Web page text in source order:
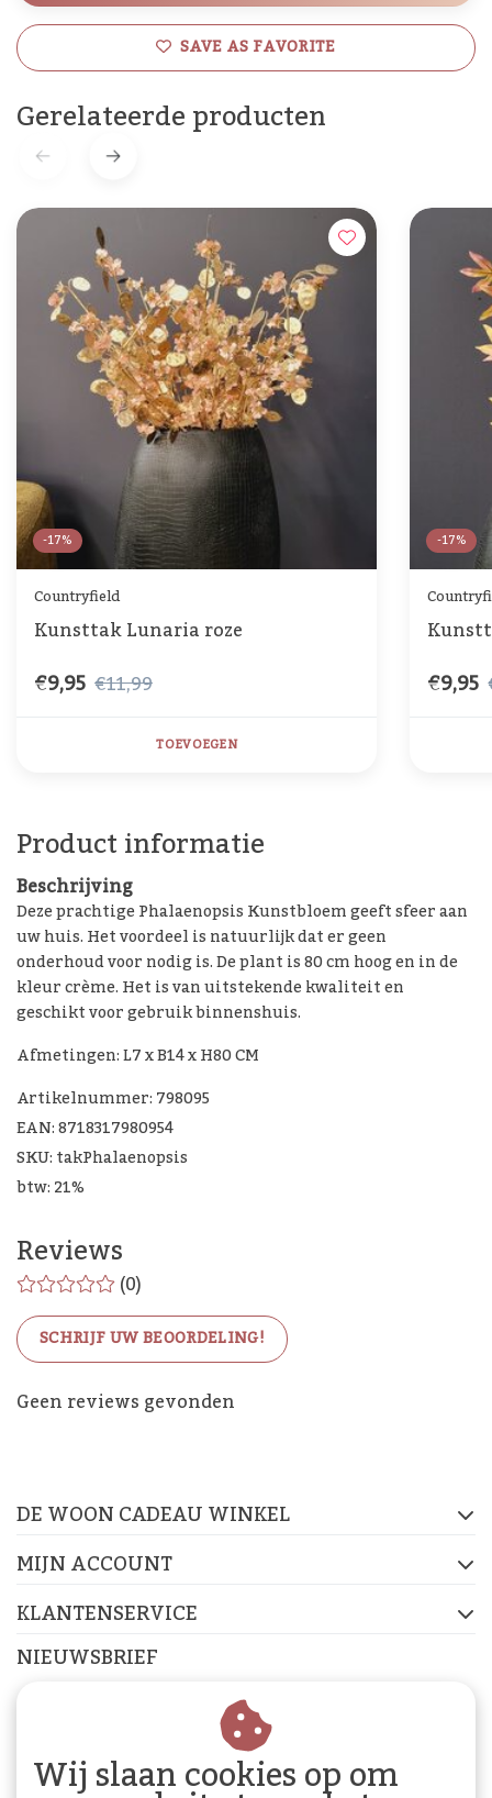
SAVE AS FAVORITE
Gerelateerde producten
-17%
Countryfield
Kunsttak Lunaria roze
€9,95 €11,99
TOEVOEGEN
-17%
€9,95
Product informatie
Beschrijving
Deze prachtige Phalaenopsis Kunstbloem geeft sfeer aan
uw huis. Het voordeel is natuurlijk dat er geen
onderhoud voor nodig is. De plant is 80 cm hoog en in de
kleur crème. Het is van uitstekende kwaliteit en
geschikt voor gebruik binnenshuis.
Afmetingen: L7 x B14 x H80 CM
Artikelnummer: 798095
EAN: 8718317980954
SKU: takPhalaenopsis
btw: 21%
Reviews
(0)
SCHRIJF UW BEOORDELING!
Geen reviews gevonden
De Woon Cadeau Winkel
DE WOON CADEAU WINKEL
MIJN ACCOUNT
KLANTENSERVICE
NIEUWSBRIEF
Abonneer je op onze nieuwsbrief om op de hoogte te
Wij slaan cookies op om